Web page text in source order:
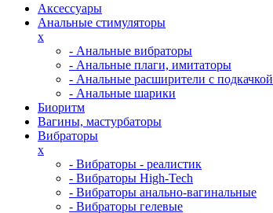
Аксессуары
Анальные стимуляторы
x
- Анальные вибраторы
- Анальные плаги, имитаторы
- Анальные расширители с подкачкой
- Анальные шарики
Биоритм
Вагины, мастурбаторы
Вибраторы
x
- Вибраторы - реалистик
- Вибраторы High-Tech
- Вибраторы анально-вагинальные
- Вибраторы гелевые